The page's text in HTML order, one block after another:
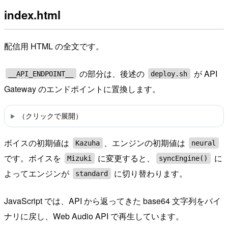
index.html
配信用 HTML の全文です。
__API_ENDPOINT__ の部分は、後述の deploy.sh
が API
Gateway のエンドポイントに置換します。
（クリックで展開）
ボイスの初期値は Kazuha 、エンジンの初期値は neural
です。ボイスを Mizuki に変更すると、 syncEngine()
に
よってエンジンが
standard に切り替わります。
JavaScript では、API から返ってきた base64 文字列をバイ
ナリに戻し、Web Audio API で再生しています。